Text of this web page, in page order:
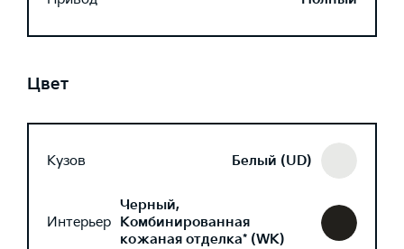
Цвет
Кузов Белый (UD)
Интерьер
Черный,
Комбинированная
кожаная отделка* (WK)